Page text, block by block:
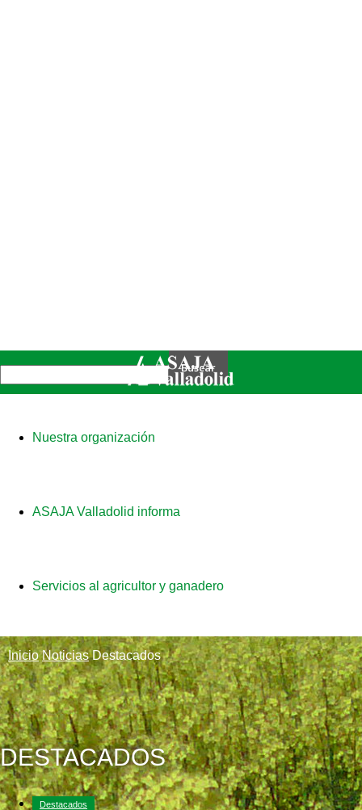
Nuestra organización
ASAJA Valladolid informa
Servicios al agricultor y ganadero
Inicio Noticias Destacados
DESTACADOS
Destacados